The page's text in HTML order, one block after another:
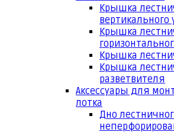
Крышка
вертикального
Крышка
Крышка
Крышка
разветвителя
Аксессуары для
лотка
Дно